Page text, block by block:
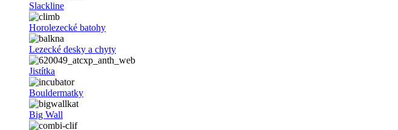
Slackline
Horolezecké batohy
Lezecké desky a chyty
Jistítka
Bouldermatky
Big Wall